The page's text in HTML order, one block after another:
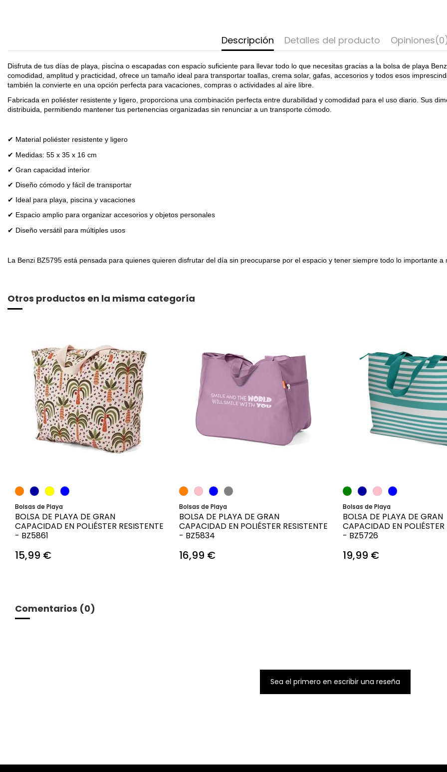
Descripción Detalles del producto Opiniones
Disfruta de tus días de playa, piscina o escapadas con espacio suficiente para llevar todo lo que necesitas gracias a la bolsa de playa
comodidad, amplitud y practicidad, ofrece un tamaño ideal para transportar toallas, crema solar, gafas, accesorios y todos esos
también la convierte en una opción perfecta para vacaciones, compras o actividades al aire libre.
Fabricada en poliéster resistente y ligero, proporciona una combinación perfecta entre durabilidad y comodidad para el uso diario. Sus
distribuida, permitiendo mantener tus pertenencias organizadas sin renunciar a un transporte cómodo.
✔ Material poliéster resistente y ligero
✔ Medidas: 55 x 35 x 16 cm
✔ Gran capacidad interior
✔ Diseño cómodo y fácil de transportar
✔ Ideal para playa, piscina y vacaciones
✔ Espacio amplio para organizar accesorios y objetos personales
✔ Diseño versátil para múltiples usos
La Benzi BZ5795 está pensada para quienes quieren disfrutar del día sin preocuparse por el espacio y tener siempre todo lo importante a
Otros productos en la misma categoría
Bolsas de Playa
BOLSA DE PLAYA DE GRAN
CAPACIDAD EN POLIÉSTER RESISTENTE
- BZ5861
15,99 €
Añadir al carrito
Bolsas de Playa
BOLSA DE PLAYA DE GRAN
CAPACIDAD EN POLIÉSTER RESISTENTE
- BZ5834
16,99 €
Bolsas de Playa
BOLSA DE PLAYA DE GRAN
CAPACIDAD EN POLIÉSTER
- BZ5726
19,99 €
Comentarios (0)
Sea el primero en escribir una reseña